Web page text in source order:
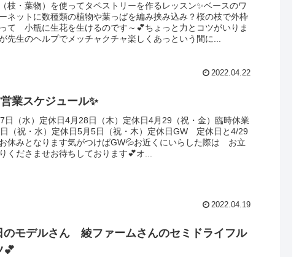
枝・葉物）を使ってタペストリーを作るレッスン✨ベースのワ
ネットに数種類の植物や葉っぱを編み挟み込み？桜の枝で外枠
て 小瓶に生花を生けるのです～💕ちょっと力とコツがいりま
先生のヘルプでメッチャクチャ楽しくあっという間に...
2022.04.22
業スケジュール✨
日（水）定休日4月28日（木）定休日4月29（祝・金）臨時休業
（祝・水）定休日5月5日（祝・木）定休日GW 定休日と4/29
休みとなります気がつけばGW💦お近くにいらした際は お立
くださませお待ちしております💕オ...
2022.04.19
のモデルさん 綾ファームさんのセミドライフル
💕